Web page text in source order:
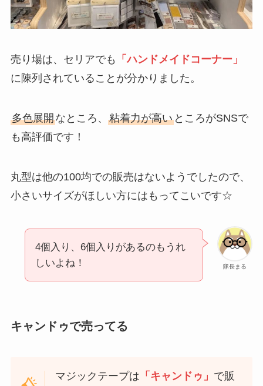
売り場は、セリアでも
「ハンドメイドコーナー」
に陳列されていることが分かりました。
多色展開なところ、 粘着力が高いところがSNSで
も高評価です！
丸型は他の100均での販売はないようでしたので、
小さいサイズがほしい方にはもってこいです☆
隊長まる
4個入り、6個入りがあるのもうれ
しいよね！
キャンドゥで売ってる
マジックテープは 「キャンドゥ」 で販